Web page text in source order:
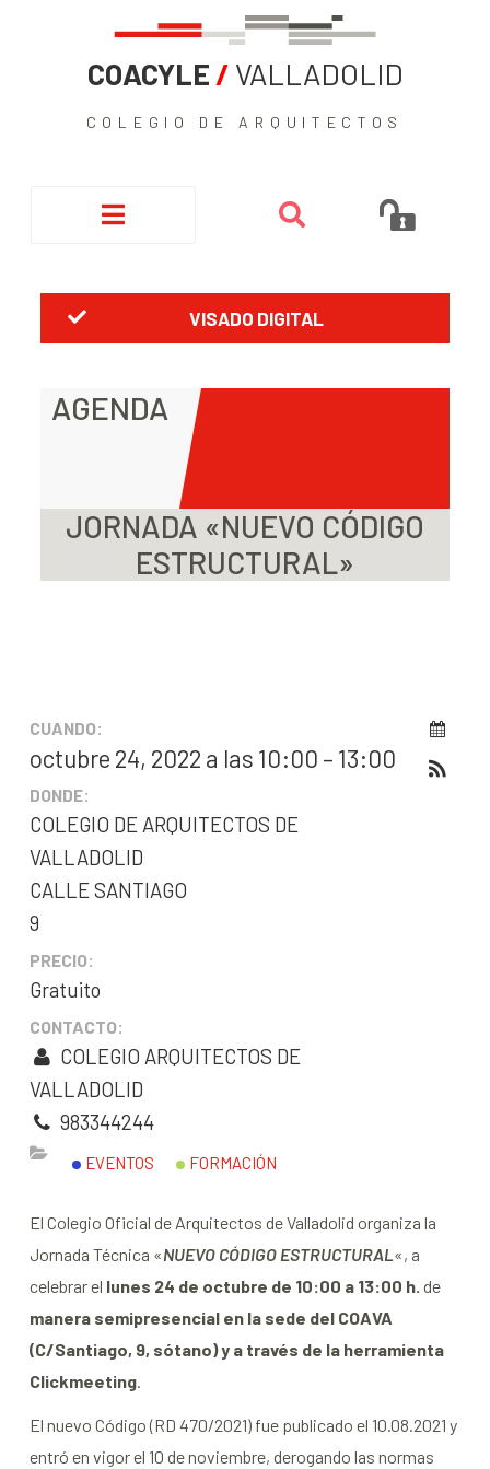
COACYLE / VALLADOLID
COLEGIO DE ARQUITECTOS
VISADO DIGITAL
AGENDA
JORNADA «NUEVO CÓDIGO
ESTRUCTURAL»
CUANDO:
octubre 24, 2022 a las 10:00 – 13:00
DONDE:
COLEGIO DE ARQUITECTOS DE
VALLADOLID
CALLE SANTIAGO
9
PRECIO:
Gratuito
CONTACTO:
COLEGIO ARQUITECTOS DE
VALLADOLID
983344244
EVENTOS FORMACIÓN
El Colegio Oficial de Arquitectos de Valladolid organiza la
Jornada Técnica «NUEVO CÓDIGO ESTRUCTURAL«, a
celebrar el lunes 24 de octubre de 10:00 a 13:00 h. de
manera semipresencial en la sede del COAVA
(C/Santiago, 9, sótano) y a través de la herramienta
Clickmeeting.
El nuevo Código (RD 470/2021) fue publicado el 10.08.2021 y
entró en vigor el 10 de noviembre, derogando las normas